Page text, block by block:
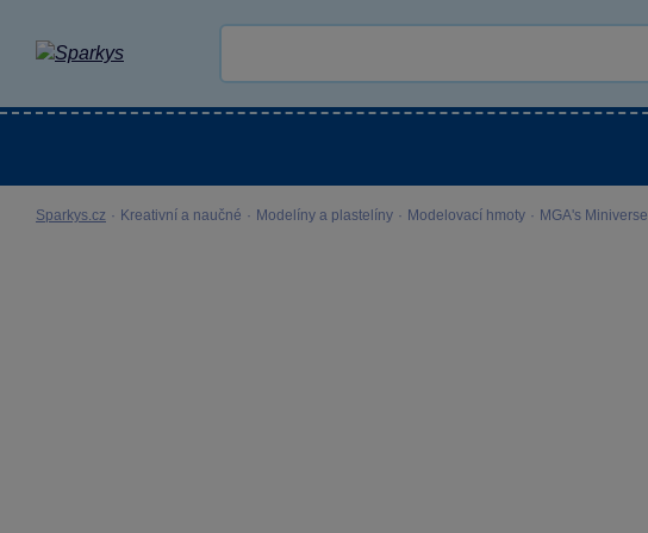
Sparkys.cz · Kreativní a naučné · Modelíny a plastelíny · Modelovací hmoty · MGA's Miniverse